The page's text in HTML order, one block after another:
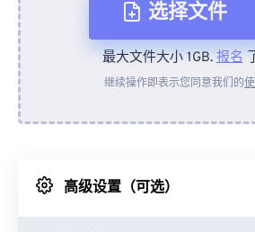
选择文件
从设备
来自 Google
最大文件大小 1GB.报名
继续操作即表示您同意我们的
高级设置（可选）